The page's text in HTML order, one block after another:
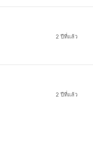
2 ปีที่แล้ว
2 ปีที่แล้ว